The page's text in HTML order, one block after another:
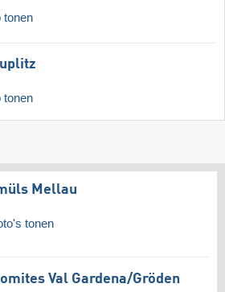
Mellau
tonen
Val Gardena/​Gröden